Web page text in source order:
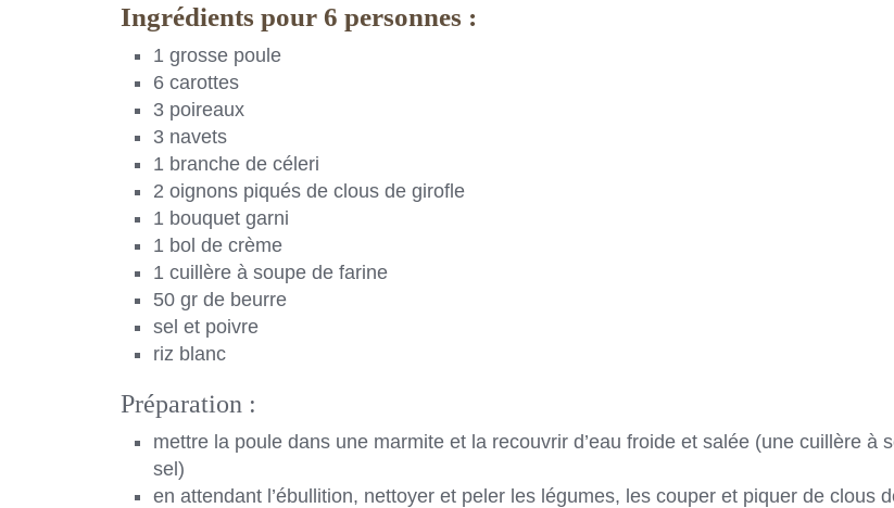
Ingrédients pour 6 personnes :
1 grosse poule
6 carottes
3 poireaux
3 navets
1 branche de céleri
2 oignons piqués de clous de girofle
1 bouquet garni
1 bol de crème
1 cuillère à soupe de farine
50 gr de beurre
sel et poivre
riz blanc
Préparation :
mettre la poule dans une marmite et la recouvrir d’eau froide et salée (une cuillère à
sel)
en attendant l’ébullition, nettoyer et peler les légumes, les couper et piquer de clous